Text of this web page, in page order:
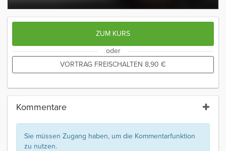
ZUM KURS
oder
VORTRAG FREISCHALTEN 8,90 €
Kommentare
Sie müssen Zugang haben, um die Kommentarfunktion
zu nutzen.